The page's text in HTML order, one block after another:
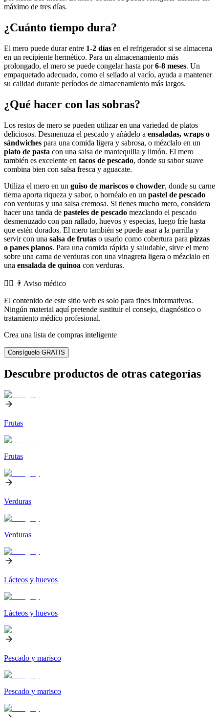
máximo de tres días.
¿Cuánto tiempo dura?
El mero puede durar entre 1-2 días en el refrigerador si se almacena
en un recipiente hermético. Para un almacenamiento más
prolongado, el mero se puede congelar hasta por6-8 meses. Un
empaquetado adecuado, como el sellado al vacío, ayuda a mantener
su calidad durante períodos de almacenamiento más largos.
¿Qué hacer con las sobras?
Los restos de mero se pueden utilizar en una variedad de platos
deliciosos. Desmenuza el pescado y añádelo a ensaladas, wraps o
sándwiches para una comida ligera y sabrosa, o mézclalo en un
plato de pasta con una salsa de mantequilla y limón. El mero
también es excelente en tacos de pescado, donde su sabor suave
combina bien con salsa fresca y aguacate.
Utiliza el mero en un guiso de mariscos o chowder, donde su carne
tierna aporta riqueza y sabor, o hornéalo en un pastel de pescado
con verduras y una salsa cremosa. Si tienes mucho mero, considera
hacer una tanda de pasteles de pescado mezclando el pescado
desmenuzado con pan rallado, huevos y especias, luego fríe hasta
que estén dorados. El mero también se puede asar a la parrilla y
servir con una salsa de frutas o usarlo como cobertura para pizzas
o panes planos. Para una comida rápida y saludable, sirve el mero
sobre una cama de verduras con una vinagreta ligera o mézclalo en
una ensalada de quinoa con verduras.
👨‍⚕️️ 👨Aviso médico
El contenido de este sitio web es solo para fines informativos.
Ningún material aquí pretende sustituir el consejo, diagnóstico o
tratamiento médico profesional.
Crea una lista de compras inteligente
Consíguelo GRATIS
Descubre productos de otras categorías
Frutas
Frutas
Verduras
Verduras
Lácteos y huevos
Lácteos y huevos
Pescado y marisco
Pescado y marisco